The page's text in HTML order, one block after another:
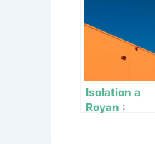
Isolation a
Royan :